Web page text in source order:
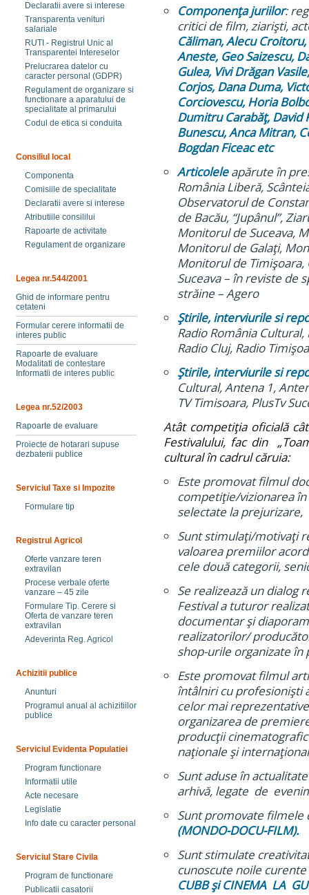
Declaratii avere si interese
Transparenta venituri
salariale
RUTI - Registrul Unic al
Transparentei Intereselor
Prelucrarea datelor cu
caracter personal (GDPR)
Regulament de organizare si
functionare a aparatului de
specialitate al primarului
Codul de etica si conduita
Consiliul local
Componenta
Comisiile de specialitate
Declaratii avere si interese
Atributiile consililui
Rapoarte de activitate
Regulament de organizare
Legea nr.544/2001
Ghid de informare pentru
cetateni
Formular cerere informatii de
interes public
Rapoarte de evaluare
Modalitati de contestare
Informatii de interes public
Legea nr.52/2003
Rapoarte de evaluare
Proiecte de hotarari supuse
dezbaterii publice
Serviciul Taxe si Impozite
Formulare tip
Registrul Agricol
Oferte vanzare teren
extravilan
Procese verbale oferte
vanzare – 45 zile
Formulare Tip. Cerere si
Oferta de vanzare teren
extravilan
Adeverinta Reg. Agricol
Achizitii publice
Anunturi
Programul anual al achizitiilor
publice
Serviciul Evidenta Populatiei
Program functionare
Informatii utile
Acte necesare
Legislatie
Info date cu caracter personal
Serviciul Stare Civila
Program de functionare
Publicatii casatorii
Componenţa juriilor:
critici de film, ziarişti,
Căliman, Alecu
Aneste, Geo Saizescu,
Gulea, Vivi Drăgan
Corjos, Dana Duma,
Corciovescu, Horia
Dumitru Carabăţ, David
Bunescu, Anca Mitran,
Bogdan Ficeac etc
Articoleleapărute în
România Liberă,
Observatorul de
de Bacău, “Jupânul”,
Monitorul de Suceava,
Monitorul de Galaţi,
Monitorul de Timişoara,
Suceava – în reviste de
străine – Agero
Ştirile, interviurile si
Radio România
Radio Cluj, Radio
Ştirile, interviurile si
Cultural, Antena 1,
TV Timisoara, PlusTv
Atât competiţia oficială
Festivalului, fac din
cultural în cadrul căruia:
Este promovat filmul
competiţie/vizionarea
selectate la
Sunt stimulaţi/motivaţi
valoarea premiilor
cele două categorii,
Se realizează un dialog
Festival a tuturor
documentar şi
realizatorilor/
shop-urile organizate în
Este promovat filmul
întâlniri cu profesionişti
celor mai
organizarea de
producţii
naţionale şi
Sunt aduse în
arhivă, legate de
Sunt promovate
(MONDO-DOCU-FILM).
Sunt stimulate
cunoscute noile
CUBB şi CINEMA LA